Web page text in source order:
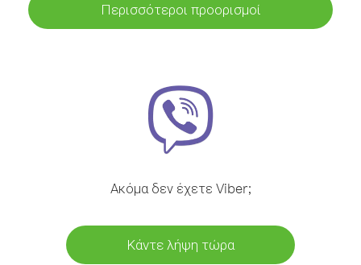
Περισσότεροι προορισμοί
Ακόμα δεν έχετε Viber;
Κάντε λήψη τώρα